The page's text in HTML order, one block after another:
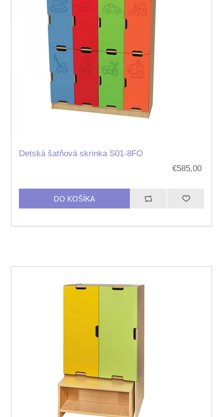
Detská šatňová skrinka S01-8FO
€585,00